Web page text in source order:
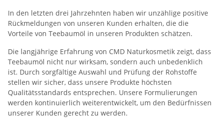
In den letzten drei Jahrzehnten haben wir unzählige positive
Rückmeldungen von unseren Kunden erhalten, die die
Vorteile von Teebaumöl in unseren Produkten schätzen.
Die langjährige Erfahrung von CMD Naturkosmetik zeigt, dass
Teebaumöl nicht nur wirksam, sondern auch unbedenklich
ist. Durch sorgfältige Auswahl und Prüfung der Rohstoffe
stellen wir sicher, dass unsere Produkte höchsten
Qualitätsstandards entsprechen. Unsere Formulierungen
werden kontinuierlich weiterentwickelt, um den Bedürfnissen
unserer Kunden gerecht zu werden.